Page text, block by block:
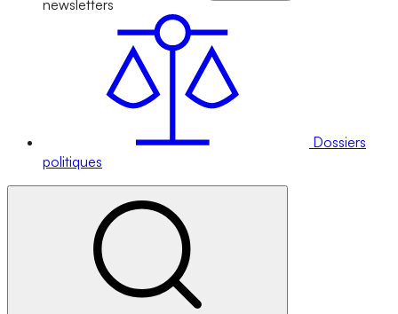
newsletters
Dossiers
politiques